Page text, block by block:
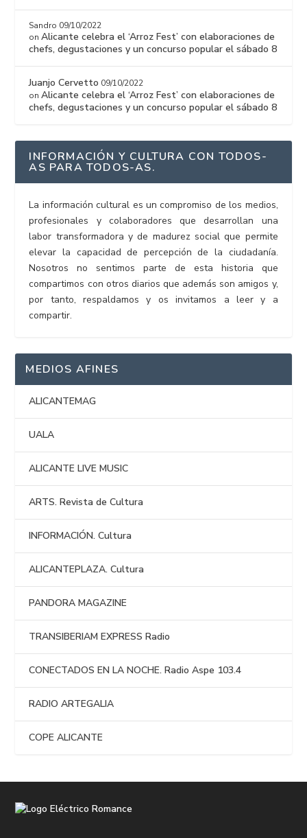
Sandro 09/10/2022
onAlicante celebra el ‘Arroz Fest’ con elaboraciones de
chefs, degustaciones y un concurso popular el sábado 8
Juanjo Cervetto 09/10/2022
onAlicante celebra el ‘Arroz Fest’ con elaboraciones de
chefs, degustaciones y un concurso popular el sábado 8
INFORMACIÓN Y CULTURA CON TODOS-
AS PARA TODOS-AS.
La información cultural es un compromiso de los medios,
profesionales y colaboradores que desarrollan una
labor transformadora y de madurez social que permite
elevar la capacidad de percepción de la ciudadanía.
Nosotros no sentimos parte de esta historia que
compartimos con otros diarios que además son amigos y,
por tanto, respaldamos y os invitamos a leer y a
compartir.
MEDIOS AFINES
ALICANTEMAG
UALA
ALICANTE LIVE MUSIC
ARTS. Revista de Cultura
INFORMACIÓN. Cultura
ALICANTEPLAZA. Cultura
PANDORA MAGAZINE
TRANSIBERIAM EXPRESS Radio
CONECTADOS EN LA NOCHE. Radio Aspe 103.4
RADIO ARTEGALIA
COPE ALICANTE